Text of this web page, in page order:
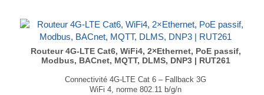
Sans antennes : 320 × 134 × 126 mm
Avec antennes : 320 × 134 × 208 mm
Poids : 1650 g
...Routeur 4G-LTE Cat6, WiFi4, 2×Ethernet, PoE passif,
Modbus, BACnet, MQTT, DLMS, DNP3 | RUT261
Connectivité 4G-LTE Cat 6 – Fallback 3G
WiFi 4, norme 802.11 b/g/n